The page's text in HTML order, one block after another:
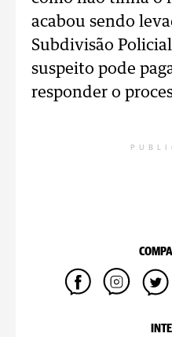
acabou sendo
Subdivisão
suspeito pode
responder o